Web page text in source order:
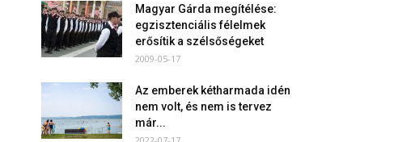
Magyar Gárda megítélése:
egzisztenciális félelmek
erősítik a szélsőségeket
2009-05-17
Az emberek kétharmada idén
nem volt, és nem is tervez
már...